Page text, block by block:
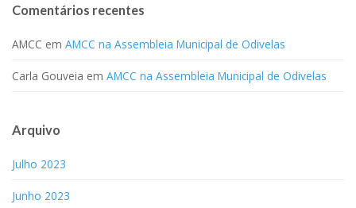
Comentários recentes
AMCC em AMCC na Assembleia Municipal de Odivelas
Carla Gouveia em AMCC na Assembleia Municipal de Odivelas
Arquivo
Julho 2023
Junho 2023